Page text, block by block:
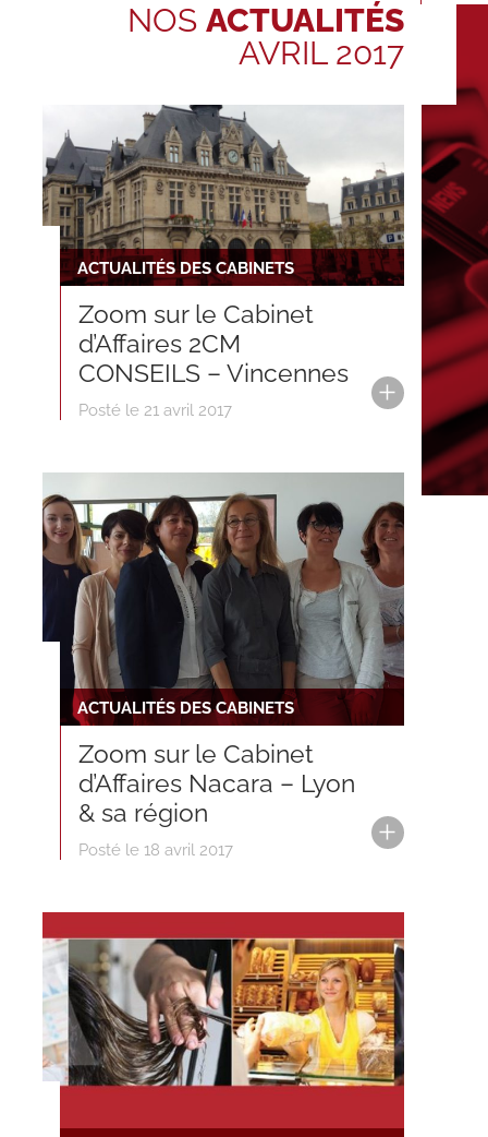
NOS ACTUALITÉS
AVRIL 2017
ACTUALITÉS DES CABINETS
Zoom sur le Cabinet
d’Affaires 2CM
CONSEILS – Vincennes
Posté le 21 avril 2017
ACTUALITÉS DES CABINETS
Zoom sur le Cabinet
d’Affaires Nacara – Lyon
& sa région
Posté le 18 avril 2017